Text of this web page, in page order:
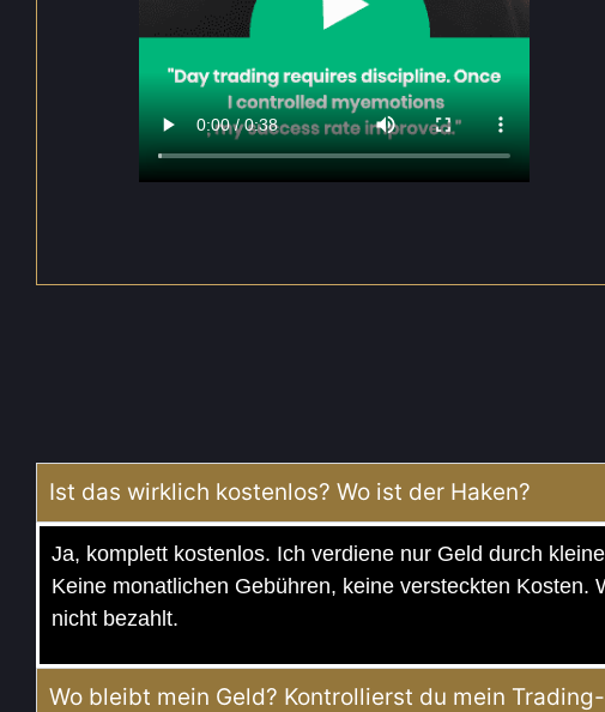
Ist das wirklich kostenlos? Wo ist der Haken?
Ja, komplett kostenlos. Ich verdiene nur Geld durch
Keine monatlichen Gebühren, keine versteckten Kosten.
nicht bezahlt.
Wo bleibt mein Geld? Kontrollierst du mein